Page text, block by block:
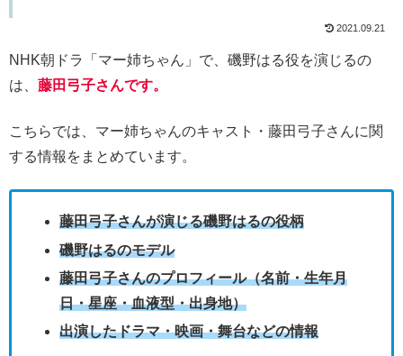
2021.09.21
NHK朝ドラ「マー姉ちゃん」で、磯野はる役を演じるの
は、 藤田弓子さんです。
こちらでは、マー姉ちゃんのキャスト・藤田弓子さんに関
する情報をまとめています。
藤田弓子さんが演じる磯野はるの役柄
磯野はるのモデル
藤田弓子さんのプロフィール（名前・生年月
日・星座・血液型・出身地）
出演したドラマ・映画・舞台などの情報